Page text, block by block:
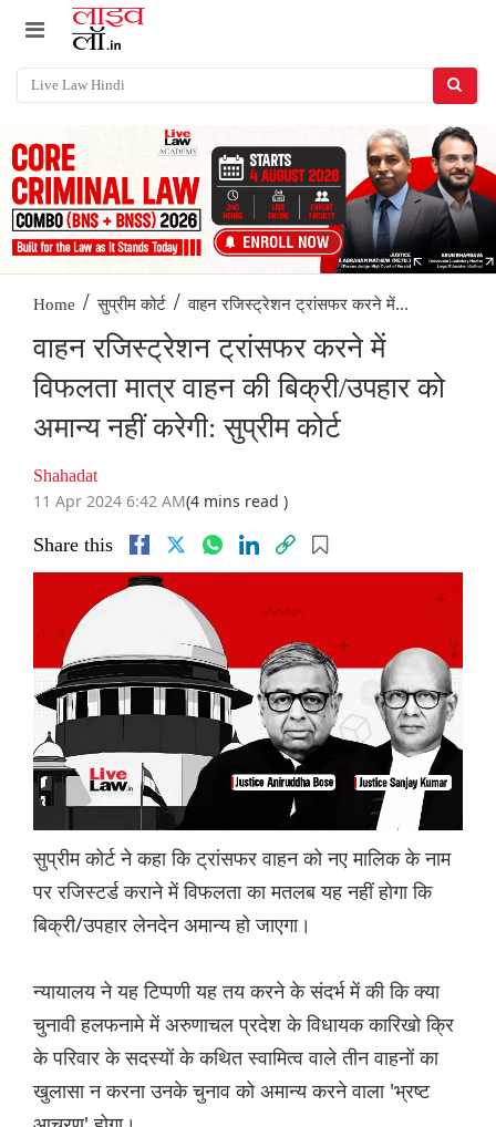
Home / सुप्रीम कोर्ट / वाहन रजिस्ट्रेशन ट्रांसफर करने में...
वाहन रजिस्ट्रेशन ट्रांसफर करने में
विफलता मात्र वाहन की बिक्री/उपहार को
अमान्य नहीं करेगी: सुप्रीम कोर्ट
Shahadat
11 Apr 2024 6:42 AM(4 mins read )
Share this
सुप्रीम कोर्ट ने कहा कि ट्रांसफर वाहन को नए मालिक के नाम
पर रजिस्टर्ड कराने में विफलता का मतलब यह नहीं होगा कि
बिक्री/उपहार लेनदेन अमान्य हो जाएगा।
न्यायालय ने यह टिप्पणी यह तय करने के संदर्भ में की कि क्या
चुनावी हलफनामे में अरुणाचल प्रदेश के विधायक कारिखो क्रि
के परिवार के सदस्यों के कथित स्वामित्व वाले तीन वाहनों का
खुलासा न करना उनके चुनाव को अमान्य करने वाला 'भ्रष्ट